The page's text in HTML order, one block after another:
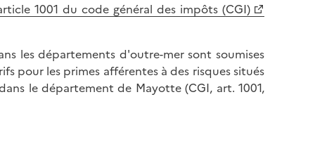
1001 du code général des impôts (CGI)
les départements d'outre-mer sont soumises
pour les primes afférentes à des risques situés
le département de Mayotte (CGI, art. 1001,